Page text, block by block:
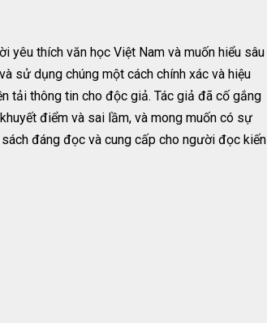
yêu thích văn học Việt Nam và muốn hiểu sâu
sử dụng chúng một cách chính xác và hiệu
tải thông tin cho độc giả. Tác giả đã cố gắng
điểm và sai lầm, và mong muốn có sự
đáng đọc và cung cấp cho người đọc kiến